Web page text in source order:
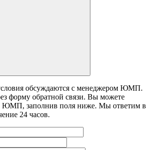
обсуждаются с менеджером ЮМП.
форму обратной связи. Вы можете
ЮМП, заполнив поля ниже. Mы ответим в
24 часов.